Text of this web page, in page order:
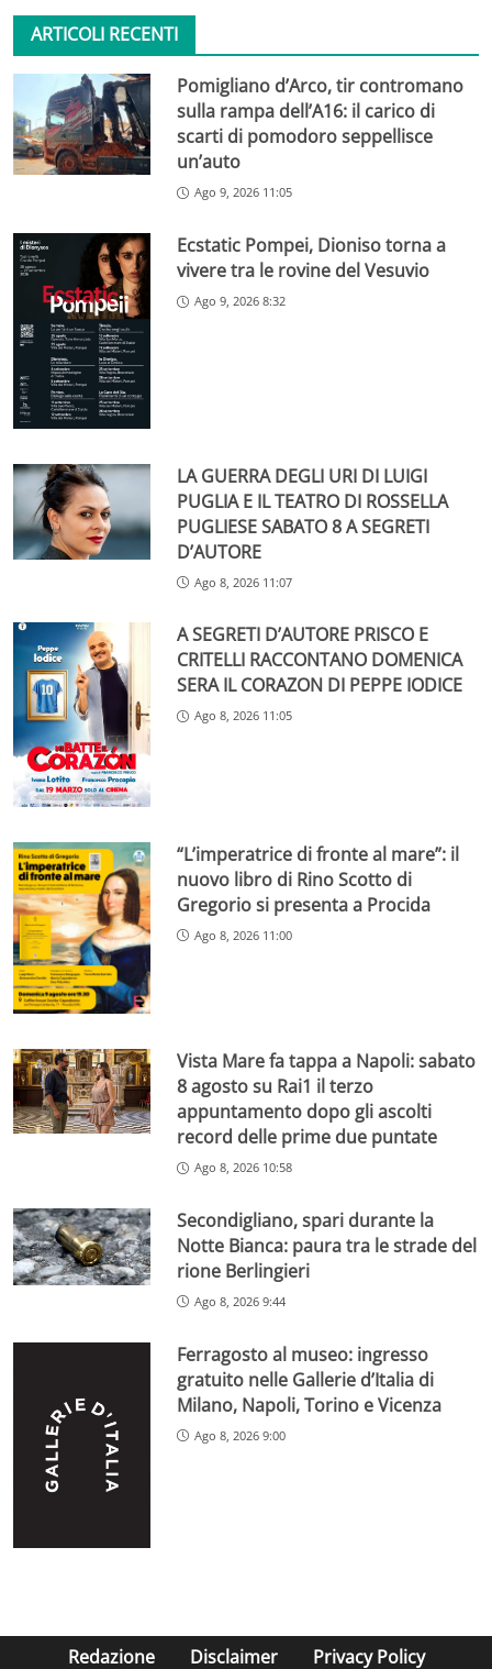
ARTICOLI RECENTI
Pomigliano d’Arco, tir contromano
sulla rampa dell’A16: il carico di
scarti di pomodoro seppellisce
un’auto
Ago 9, 2026 11:05
Ecstatic Pompei, Dioniso torna a
vivere tra le rovine del Vesuvio
Ago 9, 2026 8:32
LA GUERRA DEGLI URI DI LUIGI
PUGLIA E IL TEATRO DI ROSSELLA
PUGLIESE SABATO 8 A SEGRETI
D’AUTORE
Ago 8, 2026 11:07
A SEGRETI D’AUTORE PRISCO E
CRITELLI RACCONTANO DOMENICA
SERA IL CORAZON DI PEPPE IODICE
Ago 8, 2026 11:05
“L’imperatrice di fronte al mare”: il
nuovo libro di Rino Scotto di
Gregorio si presenta a Procida
Ago 8, 2026 11:00
Vista Mare fa tappa a Napoli: sabato
8 agosto su Rai1 il terzo
appuntamento dopo gli ascolti
record delle prime due puntate
Ago 8, 2026 10:58
Secondigliano, spari durante la
Notte Bianca: paura tra le strade del
rione Berlingieri
Ago 8, 2026 9:44
Ferragosto al museo: ingresso
gratuito nelle Gallerie d’Italia di
Milano, Napoli, Torino e Vicenza
Ago 8, 2026 9:00
Redazione Disclaimer Privacy Policy